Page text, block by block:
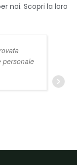
noi. Scopri la loro
personale